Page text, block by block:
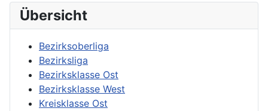
Übersicht
Bezirksoberliga
Bezirksliga
Bezirksklasse Ost
Bezirksklasse West
Kreisklasse Ost